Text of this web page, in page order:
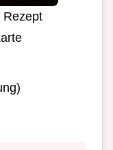
Rezept